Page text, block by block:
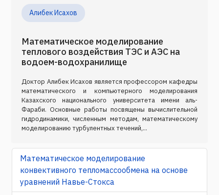
Алибек Исахов
Математическое моделирование
теплового воздействия ТЭС и АЭС на
водоем-водохранилище
Доктор Алибек Исахов является профессором кафедры
математического и компьютерного моделирования
Казахского национального университета имени аль-
Фараби. Основные работы посвящены вычислительной
гидродинамики, численным методам, математическому
моделированию турбулентных течений,...
Математическое моделирование
конвективного тепломассообмена на основе
уравнений Навье-Стокса